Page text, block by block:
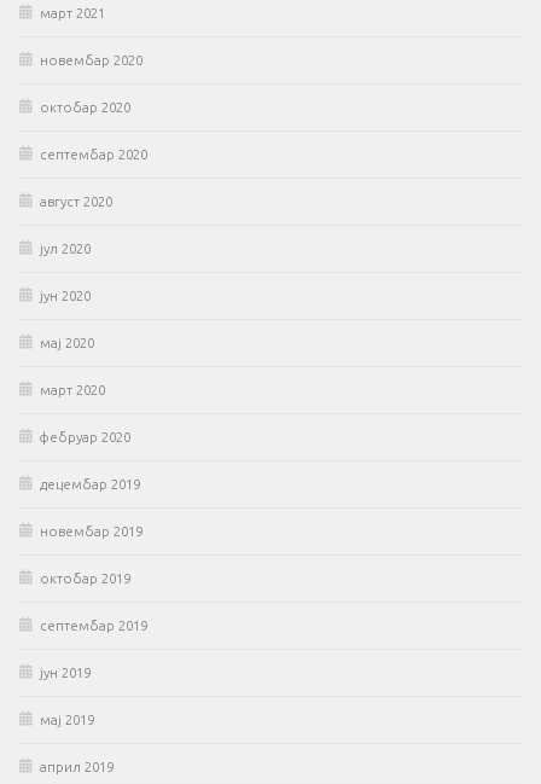
март 2021
новембар 2020
октобар 2020
септембар 2020
август 2020
јул 2020
јун 2020
мај 2020
март 2020
фебруар 2020
децембар 2019
новембар 2019
октобар 2019
септембар 2019
јун 2019
мај 2019
април 2019